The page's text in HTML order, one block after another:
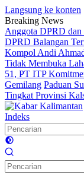
Langsung ke konten
Breaking News
Anggota DPRD dan
DPRD Balangan
Kompol Andi
Tidak Membuka
51, PT ITP
Gemilang Paduan
Tingkat Provinsi
Indeks